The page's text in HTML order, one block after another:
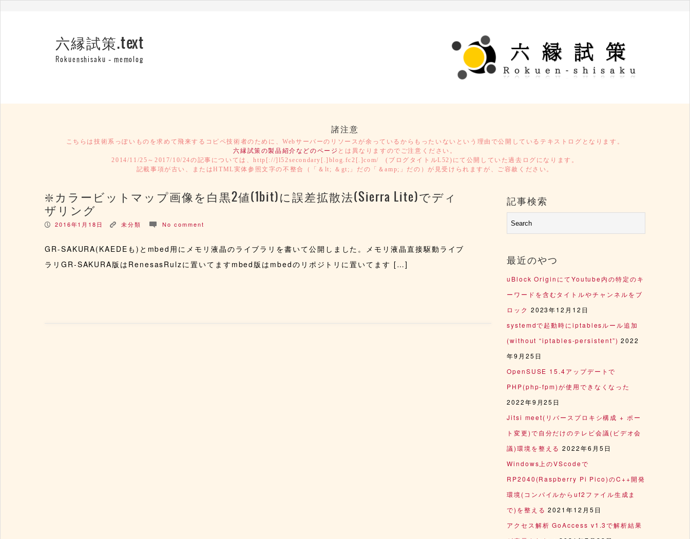
六縁試策.text
Rokuenshisaku – memolog
諸注意
こちらは技術系っぽいものを求めて飛来するコピペ技術者のために、Webサーバーのリソースが余っているからもったいないという理由で公開しているテキストログとなります。
六縁試策の製品紹介などのページ とは異なりますのでご注意ください。
2014/11/25～2017/10/24の記事については、http[://]l52secondary[.]blog.fc2[.]com/ (ブログタイトルL52)にて公開していた過去ログになります。
記載事項が古い、またはHTML実体参照文字の不整合（「＆lt; ＆gt;」だの「＆amp;」だの）が見受けられますが、ご容赦ください。
カラービットマップ画像を白黒2値(1bit)に誤差拡散法(Sierra Lite)でディ
ザリング
P 2016年1月18日 K 未分類 c No comment
GR-SAKURA(KAEDEも)とmbed用にメモリ液晶のライブラリを書いて公開しました。メモリ液晶直接駆動ライブ
ラリGR-SAKURA版はRenesasRulzに置いてますmbed版はmbedのリポジトリに置いてます […]
記事検索
最近のやつ
uBlock OriginにてYoutube内の特定のキ
ーワードを含むタイトルやチャンネルをブ
ロック 2023年12月12日
systemdで起動時にiptablesルール追加
(without “iptables-persistent”) 2022
年9月25日
OpenSUSE 15.4アップデートで
PHP(php-fpm)が使用できなくなった
2022年9月25日
Jitsi meet(リバースプロキシ構成 + ポー
ト変更)で自分だけのテレビ会議(ビデオ会
議)環境を整える 2022年6月5日
Windows上のVScodeで
RP2040(Raspberry Pi Pico)のC++開発
環境(コンパイルからuf2ファイル生成ま
で)を整える 2021年12月5日
アクセス解析 GoAccess v1.3で解析結果